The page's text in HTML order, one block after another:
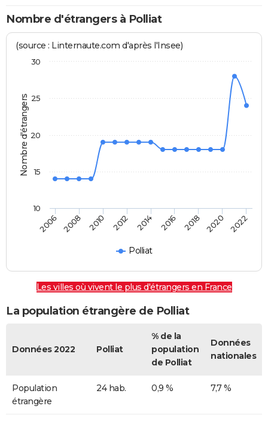
Nombre d'étrangers à Polliat
Nombre d'étrangers
(source : Linternaute.com d'après l'Insee)
Polliat
2006 2008 2010 2012 2014 2016 2018 2020 2022
10
15
20
25
30
Les villes où vivent le plus d'étrangers en France
La population étrangère de Polliat
Données 2022 Polliat
% de la
population
de Polliat
Données
nationales
Population
étrangère
24 hab. 0,9 % 7,7 %